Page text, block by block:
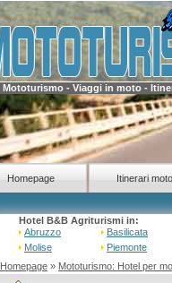
Mototurismo - Viaggi in moto -
Homepage Itinerari moto
Hotel B&B Agriturismi in:
Abruzzo
Basilicata
Molise
Piemonte
Homepage» Mototurismo: Hotel per